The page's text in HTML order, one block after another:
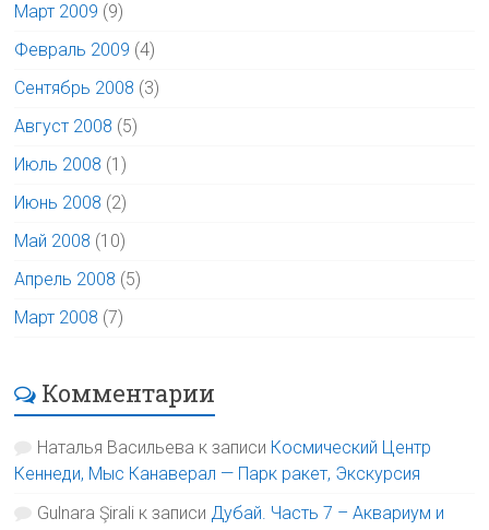
Март 2009 (9)
Февраль 2009 (4)
Сентябрь 2008 (3)
Август 2008 (5)
Июль 2008 (1)
Июнь 2008 (2)
Май 2008 (10)
Апрель 2008 (5)
Март 2008 (7)
Комментарии
Наталья Васильева к записи Космический Центр
Кеннеди, Мыс Канаверал — Парк ракет, Экскурсия
Gulnara Şirali к записи Дубай. Часть 7 – Аквариум и